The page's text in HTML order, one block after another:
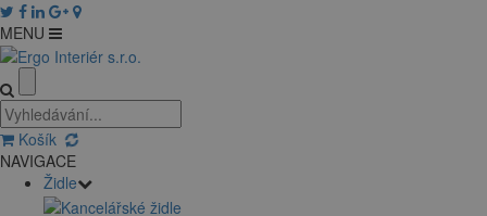
MENU
Košík
NAVIGACE
Židle